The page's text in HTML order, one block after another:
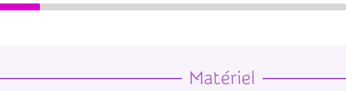
Matériel